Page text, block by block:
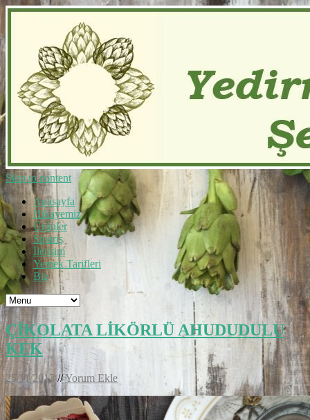
Skip to content
Anasayfa
Hikayemiz
Ürünler
Sipariş
İletişim
Yemek Tarifleri
Biz
ÇİKOLATA LİKÖRLÜ AHUDUDULU
KEK
25/11/2013//Yorum Ekle